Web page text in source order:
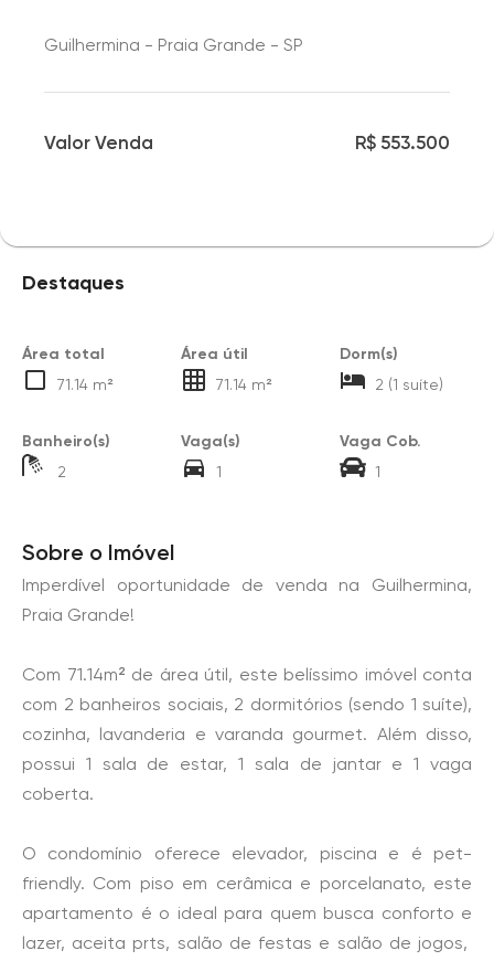
Guilhermina - Praia Grande - SP
Valor Venda R$ 553.500
Destaques
Área total
71.14 m²
Área útil
71.14 m²
Dorm(s)
2 (1 suíte)
Banheiro(s)
2
Vaga(s)
1
Vaga Cob.
1
Sobre o Imóvel
Imperdível oportunidade de venda na Guilhermina,
Praia Grande!
Com 71.14m² de área útil, este belíssimo imóvel conta
com 2 banheiros sociais, 2 dormitórios (sendo 1 suíte),
cozinha, lavanderia e varanda gourmet. Além disso,
possui 1 sala de estar, 1 sala de jantar e 1 vaga
coberta.
O condomínio oferece elevador, piscina e é pet-
friendly. Com piso em cerâmica e porcelanato, este
apartamento é o ideal para quem busca conforto e
lazer, aceita prts, salão de festas e salão de jogos,